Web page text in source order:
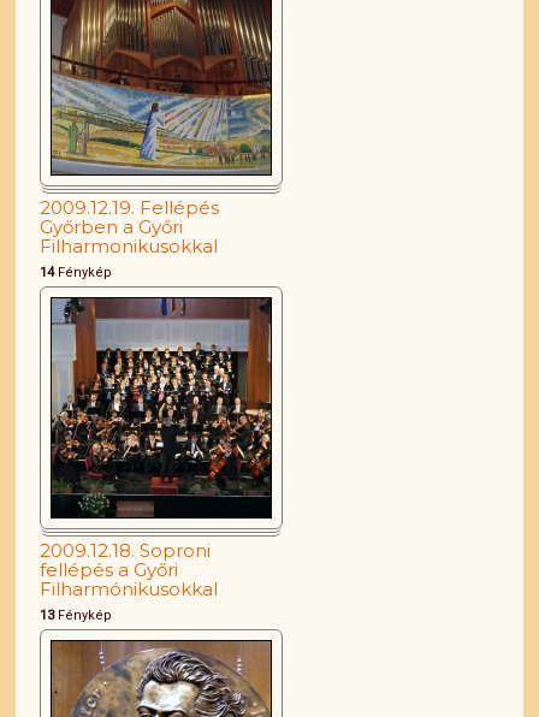
2009.12.19. Fellépés
Győrben a Győri
Filharmonikusokkal
14Fénykép
2009.12.18. Soproni
fellépés a Győri
Filharmónikusokkal
13Fénykép